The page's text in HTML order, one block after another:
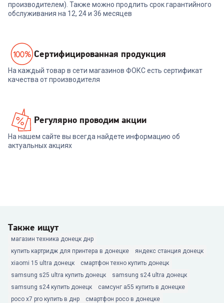
производителем). Также можно продлить срок гарантийного
обслуживания на 12, 24 и 36 месяцев
Cертифицированная продукция
На каждый товар в сети магазинов ФОКС есть сертификат
качества от производителя
Регулярно проводим акции
На нашем сайте вы всегда найдете информацию об
актуальных акциях
Также ищут
магазин техника донецк днр
купить картридж для принтера в донецке
яндекс станция донецк
xiaomi 15 ultra донецк
смартфон техно купить донецк
samsung s25 ultra купить донецк
samsung s24 ultra донецк
samsung s24 купить донецк
самсунг а55 купить в донецке
poco x7 pro купить в днр
смартфон poco в донецке